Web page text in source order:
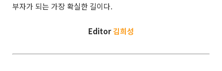
부자가 되는 가장 확실한 길이다.
Editor김희성